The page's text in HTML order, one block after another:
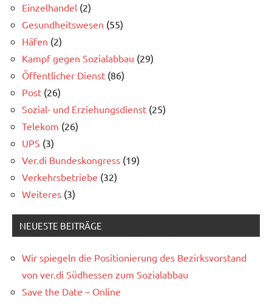
Einzelhandel (2)
Gesundheitswesen (55)
Häfen (2)
Kampf gegen Sozialabbau (29)
Öffentlicher Dienst (86)
Post (26)
Sozial- und Erziehungsdienst (25)
Telekom (26)
UPS (3)
Ver.di Bundeskongress (19)
Verkehrsbetriebe (32)
Weiteres (3)
NEUESTE BEITRÄGE
Wir spiegeln die Positionierung des Bezirksvorstand
von ver.di Südhessen zum Sozialabbau
Save the Date – Online